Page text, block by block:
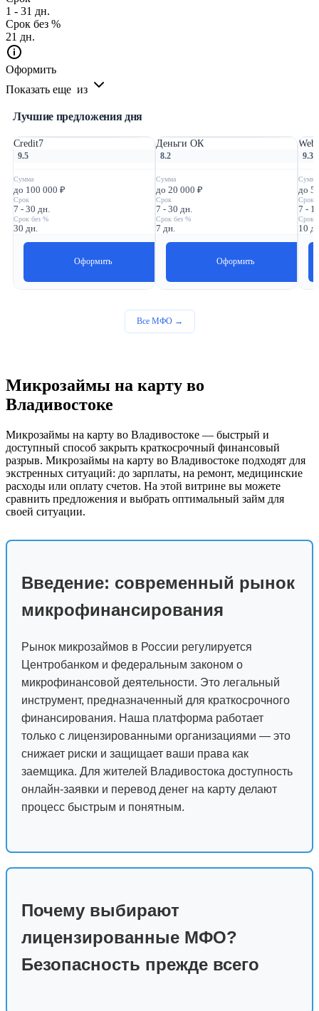
1 - 31 дн.
Срок без %
21 дн.
Оформить
Показать еще из
Лучшие предложения дня
Credit7
9.5
Сумма
до 100 000 ₽
Срок
7 - 30 дн.
Срок без %
30 дн.
Оформить
Деньги ОК
8.2
Сумма
до 20 000 ₽
Срок
7 - 30 дн.
Срок без %
7 дн.
Оформить
9.3
Сумма
до 5
Срок
7 -
Срок
10
Все МФО →
Микрозаймы на карту во
Владивостоке
Микрозаймы на карту во Владивостоке — быстрый и
доступный способ закрыть краткосрочный финансовый
разрыв. Микрозаймы на карту во Владивостоке подходят для
экстренных ситуаций: до зарплаты, на ремонт, медицинские
расходы или оплату счетов. На этой витрине вы можете
сравнить предложения и выбрать оптимальный займ для
своей ситуации.
Введение: современный рынок
микрофинансирования
Рынок микрозаймов в России регулируется
Центробанком и федеральным законом о
микрофинансовой деятельности. Это легальный
инструмент, предназначенный для краткосрочного
финансирования. Наша платформа работает
только с лицензированными организациями — это
снижает риски и защищает ваши права как
заемщика. Для жителей Владивостока доступность
онлайн-заявки и перевод денег на карту делают
процесс быстрым и понятным.
Почему выбирают
лицензированные МФО?
Безопасность прежде всего